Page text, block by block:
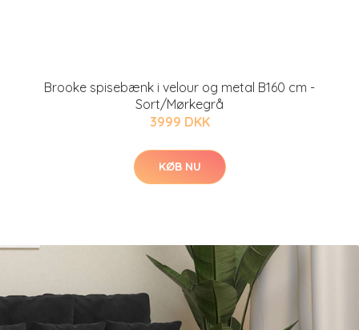
Brooke spisebænk i velour og metal B160 cm -
Sort/Mørkegrå
3999 DKK
KØB NU